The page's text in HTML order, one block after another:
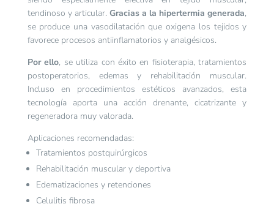
tendinoso y articular. Gracias a la hipertermia generada,
se produce una vasodilatación que oxigena los tejidos y
favorece procesos antiinflamatorios y analgésicos.
Por ello, se utiliza con éxito en fisioterapia, tratamientos
postoperatorios, edemas y rehabilitación muscular.
Incluso en procedimientos estéticos avanzados, esta
tecnología aporta una acción drenante, cicatrizante y
regeneradora muy valorada.
Aplicaciones recomendadas:
Tratamientos postquirúrgicos
Rehabilitación muscular y deportiva
Edematizaciones y retenciones
Celulitis fibrosa